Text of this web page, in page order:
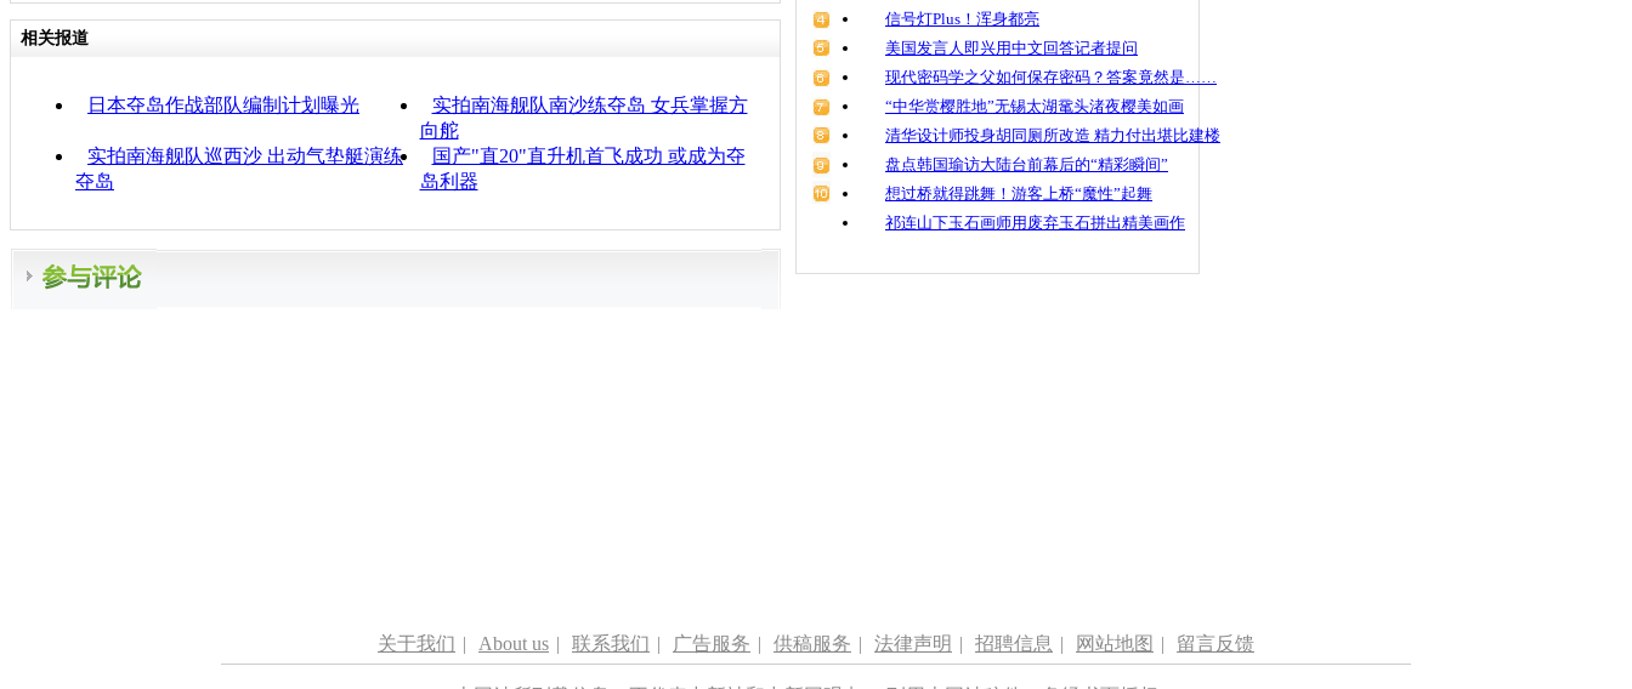
相关报道
日本夺岛作战部队编制计划曝光
实拍南海舰队南沙练夺岛 女兵掌握方
向舵
实拍南海舰队巡西沙 出动气垫艇演练
夺岛
国产"直20"直升机首飞成功 或成为夺
岛利器
信号灯Plus！浑身都亮
美国发言人即兴用中文回答记者提问
现代密码学之父如何保存密码？答案竟然是……
“中华赏樱胜地”无锡太湖鼋头渚夜樱美如画
清华设计师投身胡同厕所改造 精力付出堪比建楼
盘点韩国瑜访大陆台前幕后的“精彩瞬间”
想过桥就得跳舞！游客上桥“魔性”起舞
祁连山下玉石画师用废弃玉石拼出精美画作
关于我们 | About us | 联系我们 | 广告服务 | 供稿服务 | 法律声明 | 招聘信息 | 网站地图 | 留言反馈